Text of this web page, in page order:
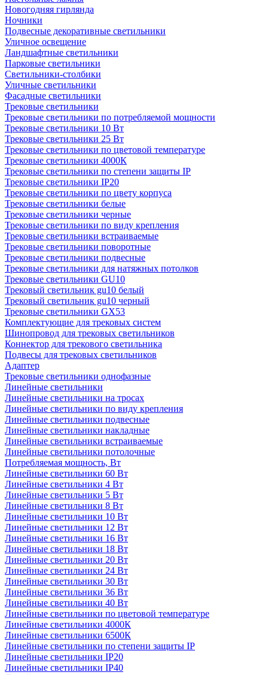
Новогодняя гирлянда
Ночники
Подвесные декоративные светильники
Уличное освещение
Ландшафтные светильники
Парковые светильники
Светильники-столбики
Уличные светильники
Фасадные светильники
Трековые светильники
Трековые светильники по потребляемой мощности
Трековые светильники 10 Вт
Трековые светильники 25 Вт
Трековые светильники по цветовой температуре
Трековые светильники 4000К
Трековые светильники по степени защиты IP
Трековые светильники IP20
Трековые светильники по цвету корпуса
Трековые светильники белые
Трековые светильники черные
Трековые светильники по виду крепления
Трековые светильники встраиваемые
Трековые светильники поворотные
Трековые светильники подвесные
Трековые светильники для натяжных потолков
Трековые светильники GU10
Трековый светильник gu10 белый
Трековый светильник gu10 черный
Трековые светильники GX53
Комплектующие для трековых систем
Шинопровод для трековых светильников
Коннектор для трекового светильника
Подвесы для трековых светильников
Адаптер
Трековые светильники однофазные
Линейные светильники
Линейные светильники на тросах
Линейные светильники по виду крепления
Линейные светильники подвесные
Линейные светильники накладные
Линейные светильники встраиваемые
Линейные светильники потолочные
Потребляемая мощность, Вт
Линейные светильники 60 Вт
Линейные светильники 4 Вт
Линейные светильники 5 Вт
Линейные светильники 8 Вт
Линейные светильники 10 Вт
Линейные светильники 12 Вт
Линейные светильники 16 Вт
Линейные светильники 18 Вт
Линейные светильники 20 Вт
Линейные светильники 24 Вт
Линейные светильники 30 Вт
Линейные светильники 36 Вт
Линейные светильники 40 Вт
Линейные светильники по цветовой температуре
Линейные светильники 4000К
Линейные светильники 6500К
Линейные светильники по степени защиты IP
Линейные светильники IP20
Линейные светильники IP40